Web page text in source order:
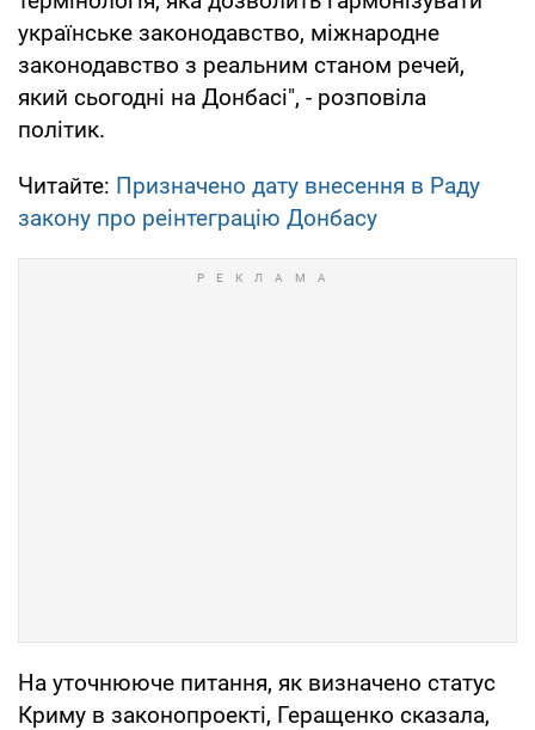
українське законодавство, міжнародне
законодавство з реальним станом речей,
який сьогодні на Донбасі", - розповіла
політик.
Читайте: Призначено дату внесення в Раду
закону про реінтеграцію Донбасу
На уточнююче питання, як визначено статус
Криму в законопроекті, Геращенко сказала,